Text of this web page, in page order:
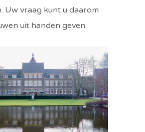
Uw vraag kunt u daarom
uit handen geven.